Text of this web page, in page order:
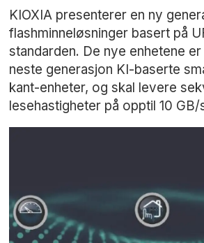
KIOXIA presenterer en ny
flashminneløsninger basert på
standarden. De nye enhetene
neste generasjon KI-baserte
kant-enheter, og skal levere
lesehastigheter på opptil 10 GB/